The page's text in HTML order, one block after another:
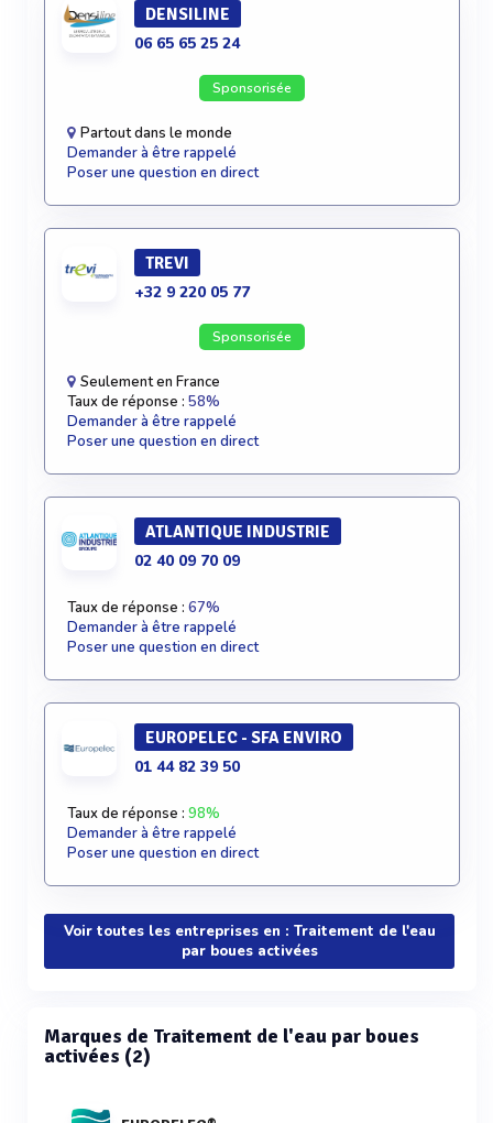
DENSILINE
06 65 65 25 24
Sponsorisée
Partout dans le monde
Demander à être rappelé
Poser une question en direct
TREVI
+32 9 220 05 77
Sponsorisée
Seulement en France
Taux de réponse : 58%
Demander à être rappelé
Poser une question en direct
ATLANTIQUE INDUSTRIE
02 40 09 70 09
Taux de réponse : 67%
Demander à être rappelé
Poser une question en direct
EUROPELEC - SFA ENVIRO
01 44 82 39 50
Taux de réponse : 98%
Demander à être rappelé
Poser une question en direct
Voir toutes les entreprises en : Traitement de l'eau
par boues activées
Marques de Traitement de l'eau par boues
activées (2)